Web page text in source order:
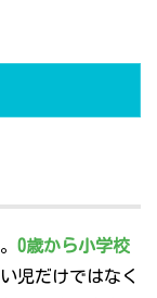
0歳から小学校
児だけではなく